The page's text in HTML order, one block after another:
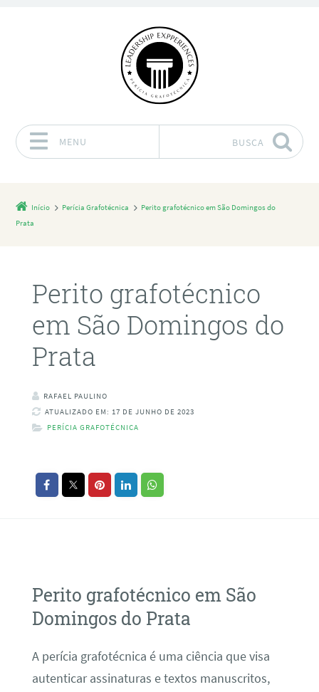
MENU BUSCA
Início Perícia Grafotécnica
Perito grafotécnico em São Domingos do
Prata
Perito grafotécnico
em São Domingos do
Prata
RAFAEL PAULINO
ATUALIZADO EM: 17 DE JUNHO DE 2023
PERÍCIA GRAFOTÉCNICA
Perito grafotécnico em São
Domingos do Prata
A perícia grafotécnica é uma ciência que visa
autenticar assinaturas e textos manuscritos,